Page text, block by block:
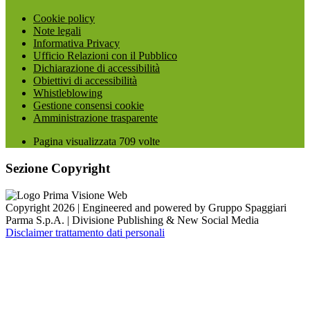
Cookie policy
Note legali
Informativa Privacy
Ufficio Relazioni con il Pubblico
Dichiarazione di accessibilità
Obiettivi di accessibilità
Whistleblowing
Gestione consensi cookie
Amministrazione trasparente
Pagina visualizzata 709 volte
Sezione Copyright
Copyright 2026 | Engineered and powered by Gruppo Spaggiari
Parma S.p.A. | Divisione Publishing & New Social Media
Disclaimer trattamento dati personali